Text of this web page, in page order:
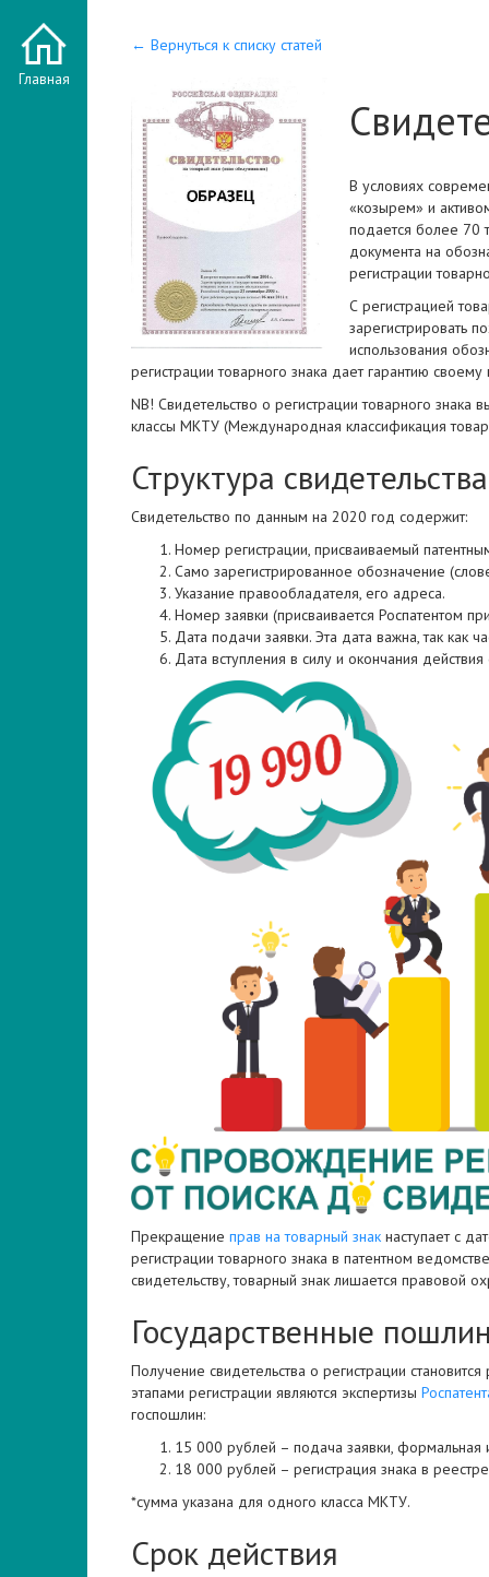
Главная
← Вернуться к списку статей
В условиях
«козырем» и
подается более 70
документа на
регистрации
С регистрацией
зарегистрировать
использования
регистрации товарного знака дает гарантию
NB! Свидетельство о регистрации товарного
классы МКТУ (Международная классификация
Структура
Свидетельство по данным на 2020 год содержит:
Номер регистрации, присваиваемый
Само зарегистрированное обозначение
Указание правообладателя, его адреса.
Номер заявки (присваивается Роспатентом
Дата подачи заявки. Эта дата важна, так как
Дата вступления в силу и окончания
Прекращение прав на товарный знак наступает с
регистрации товарного знака в патентном
свидетельству, товарный знак лишается правовой
Государственные
Получение свидетельства о регистрации
этапами регистрации являются экспертизы
госпошлин:
15 000 рублей – подача заявки, формальная
18 000 рублей – регистрация знака в
*сумма указана для одного класса МКТУ.
Срок действия